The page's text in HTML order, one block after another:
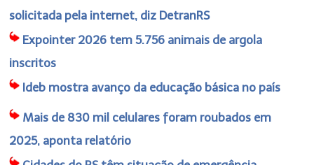
solicitada pela internet, diz DetranRS
Expointer 2026 tem 5.756 animais de argola
inscritos
Ideb mostra avanço da educação básica no país
Mais de 830 mil celulares foram roubados em
2025, aponta relatório